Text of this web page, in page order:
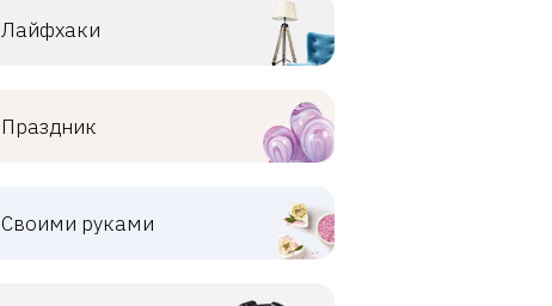
Лайфхаки
Праздник
Своими руками